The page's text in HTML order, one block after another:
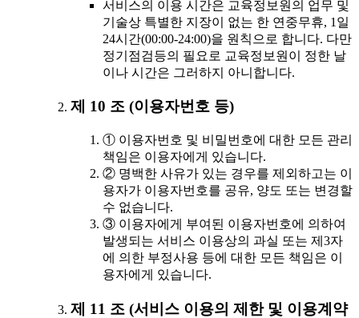
서비스의 이용 시간은 교육정보원의 업무 및
기술상 특별한 지장이 없는 한 연중무휴, 1일
24시간(00:00-24:00)을 원칙으로 합니다. 다만
정기점검등의 필요로 교육정보원이 정한 날
이나 시간은 그러하지 아니합니다.
제 10 조 (이용자번호 등)
① 이용자번호 및 비밀번호에 대한 모든 관리
책임은 이용자에게 있습니다.
② 명백한 사유가 있는 경우를 제외하고는 이
용자가 이용자번호를 공유, 양도 또는 변경할
수 없습니다.
③ 이용자에게 부여된 이용자번호에 의하여
발생되는 서비스 이용상의 과실 또는 제3자
에 의한 부정사용 등에 대한 모든 책임은 이
용자에게 있습니다.
제 11 조 (서비스 이용의 제한 및 이용계약